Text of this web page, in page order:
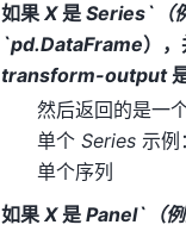
如果 X是 Series`（
`pd.DataFrame）
transform-output
然后返回的是一
单个 Series示例
单个序列
如果 X是 Panel`（